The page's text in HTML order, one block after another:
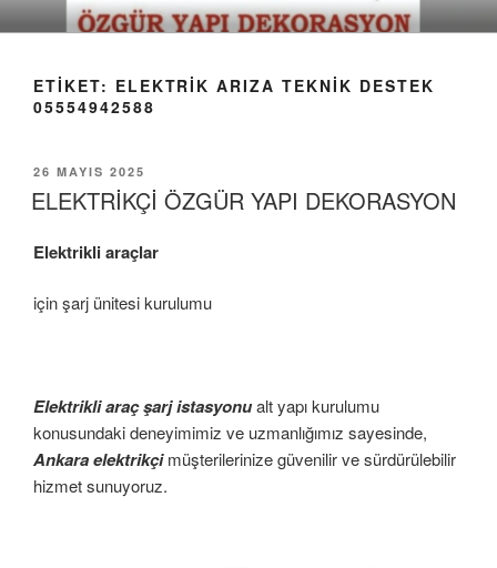
İçeriğe
geç
ETIKET: ELEKTRİK ARIZA TEKNİK DESTEK
05554942588
YAYIM
TARIHI
26 MAYIS 2025
ELEKTRİKÇİ ÖZGÜR YAPI DEKORASYON
Elektrikli araçlar
için şarj ünitesi kurulumu
Elektrikli araç şarj istasyonualt yapı kurulumu
konusundaki deneyimimiz ve uzmanlığımız sayesinde,
Ankara elektrikçimüşterilerinize güvenilir ve sürdürülebilir
hizmet sunuyoruz.